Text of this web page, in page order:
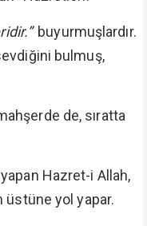
buyurmuşlardır.
bulmuş,
de, sıratta
Hazret-i Allah,
üstüne yol yapar.